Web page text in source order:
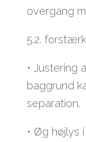
overgang
5.2.
• Justering
baggrund
separation.
• Øg højlys